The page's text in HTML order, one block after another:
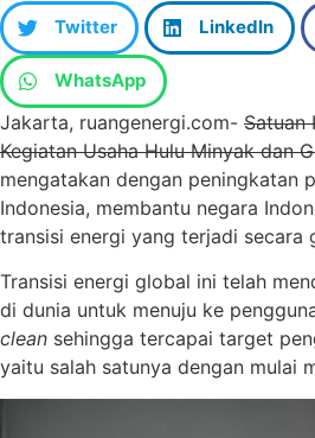
Twitter LinkedIn
WhatsApp
Jakarta, ruangenergi.com- Satuan
Kegiatan Usaha Hulu Minyak dan
mengatakan dengan peningkatan
Indonesia, membantu negara
transisi energi yang terjadi secara
Transisi energi global ini telah
di dunia untuk menuju ke
clean sehingga tercapai target
yaitu salah satunya dengan mulai